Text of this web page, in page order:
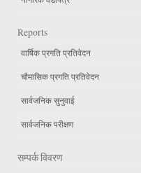
Reports
वार्षिक प्रगति प्रतिवेदन
चौमासिक प्रगति प्रतिवेदन
सार्वजनिक सुनुवाई
सार्वजनिक परीक्षण
सम्पर्क विवरण